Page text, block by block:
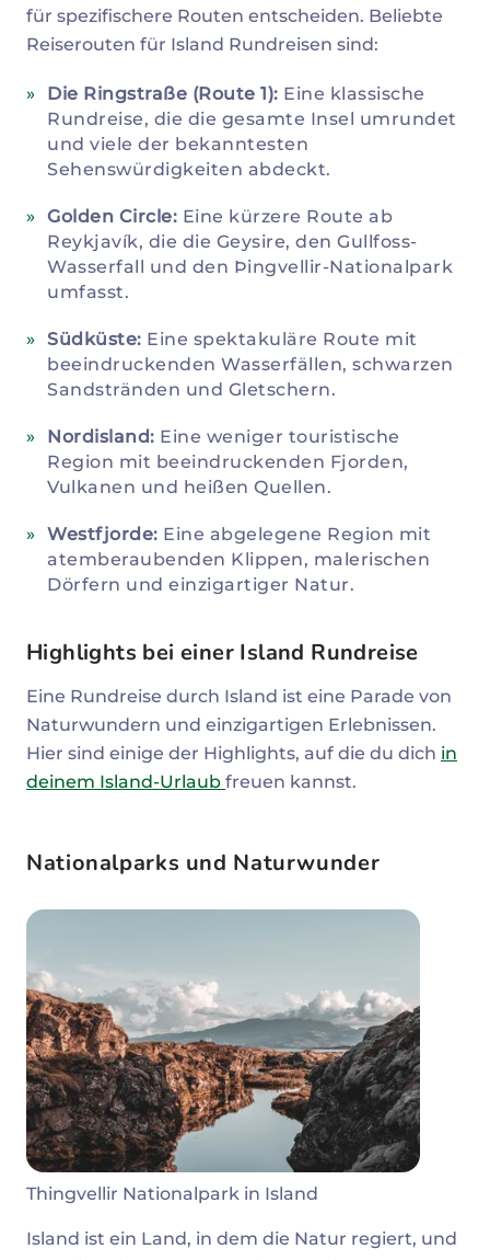
für spezifischere Routen entscheiden. Beliebte
Reiserouten für Island Rundreisen sind:
Die Ringstraße (Route 1): Eine klassische
Rundreise, die die gesamte Insel umrundet
und viele der bekanntesten
Sehenswürdigkeiten abdeckt.
Golden Circle: Eine kürzere Route ab
Reykjavík, die die Geysire, den Gullfoss-
Wasserfall und den Þingvellir-Nationalpark
umfasst.
Südküste: Eine spektakuläre Route mit
beeindruckenden Wasserfällen, schwarzen
Sandstränden und Gletschern.
Nordisland: Eine weniger touristische
Region mit beeindruckenden Fjorden,
Vulkanen und heißen Quellen.
Westfjorde: Eine abgelegene Region mit
atemberaubenden Klippen, malerischen
Dörfern und einzigartiger Natur.
Highlights bei einer Island Rundreise
Eine Rundreise durch Island ist eine Parade von
Naturwundern und einzigartigen Erlebnissen.
Hier sind einige der Highlights, auf die du dich in
deinem Island-Urlaub freuen kannst.
Nationalparks und Naturwunder
Thingvellir Nationalpark in Island
Island ist ein Land, in dem die Natur regiert, und